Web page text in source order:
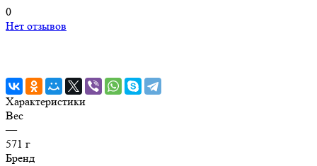
0
Нет отзывов
Характеристики
Вес
—
571 г
Бренд